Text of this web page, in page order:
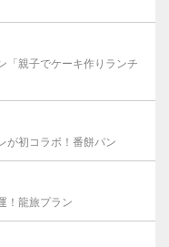
「親子でケーキ作りランチ
が初コラボ！番餅パン
！龍旅プラン